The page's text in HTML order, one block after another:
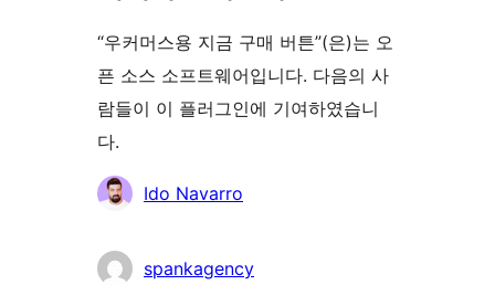
“우커머스용 지금 구매 버튼”(은)는 오
픈 소스 소프트웨어입니다. 다음의 사
람들이 이 플러그인에 기여하였습니
다.
기
자
Ido Navarro
spankagency